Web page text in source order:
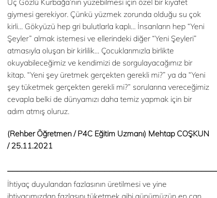
Üç Gözlü Kurbağa’nın yüzebilmesi için özel bir kıyafet
giymesi gerekiyor. Çünkü yüzmek zorunda olduğu su çok
kirli… Gökyüzü hep gri bulutlarla kaplı… İnsanların hep “Yeni
Şeyler” almak istemesi ve ellerindeki diğer “Yeni Şeyleri”
atmasıyla oluşan bir kirlilik… Çocuklarımızla birlikte
okuyabileceğimiz ve kendimizi de sorgulayacağımız bir
kitap. “Yeni şey üretmek gerçekten gerekli mi?” ya da “Yeni
şey tüketmek gerçekten gerekli mi?” sorularına vereceğimiz
cevapla belki de dünyamızı daha temiz yapmak için bir
adım atmış oluruz.
(Rehber Öğretmen / P4C Eğitim Uzmanı) Mehtap COŞKUN
/ 25.11.2021
İhtiyaç duyulandan fazlasının üretilmesi ve yine